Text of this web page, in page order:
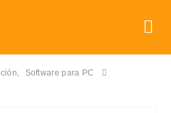
,
Software para PC